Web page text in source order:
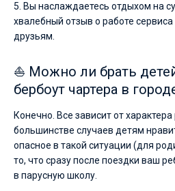
5. Вы наслаждаетесь отдыхом на
хвалебный отзыв о работе
друзьям.
⛵ Можно ли брать
бербоут чартера в
Конечно. Все зависит от
большинстве случаев детям
опасное в такой ситуации (для
то, что сразу после поездки ваш
в парусную школу.